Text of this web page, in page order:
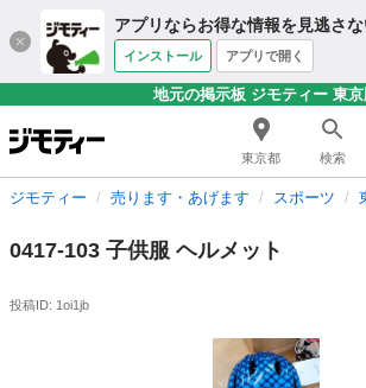
アプリならお得な情報を見逃さな
インストール アプリで開く
地元の掲示板 ジモティー 東
東京都 検索
ジモティー 売ります・あげます スポーツ
0417-103 子供服 ヘルメット
投稿ID: 1oi1jb